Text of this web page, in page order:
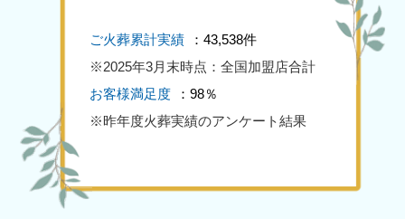
ご火葬累計実績
：43,538件
※2025年3月末時点：全国加盟店合計
お客様満足度
：98％
※昨年度火葬実績のアンケート結果